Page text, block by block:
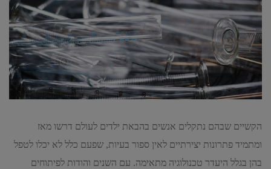
הקשיים שבהם נתקלים אנשים בהבאת ילדים לעולם דרשו מאז
ומתמיד פתרונות יצירתיים לאין ספור בעיות, שפעם כלל לא יכלו לטפל
בהן בגלל היעדר טכנולוגיה מתאימה. עם השנים והודות לפיתוחים